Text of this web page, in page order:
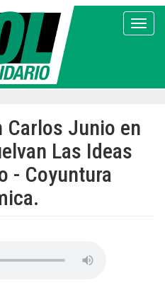
Carlos Junio en
Las Ideas
- Coyuntura